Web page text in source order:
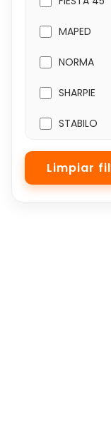
MAPED
NORMA
SHARPIE
STABILO